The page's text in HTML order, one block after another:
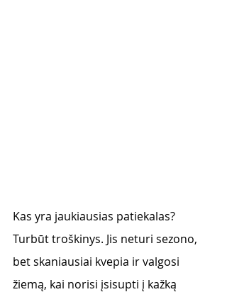
Kas yra jaukiausias patiekalas?
Turbūt troškinys. Jis neturi sezono,
bet skaniausiai kvepia ir valgosi
žiemą, kai norisi įsisupti į kažką